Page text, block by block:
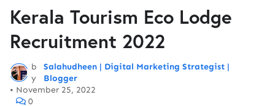
Kerala Tourism Eco Lodge
Recruitment 2022
b
y
Salahudheen | Digital Marketing Strategist |
Blogger
• November 25, 2022
0